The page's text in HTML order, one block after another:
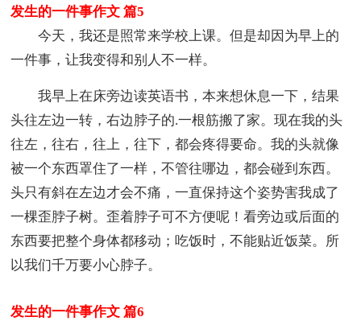
发生的一件事作文 篇5
今天，我还是照常来学校上课。但是却因为早上的
一件事，让我变得和别人不一样。
我早上在床旁边读英语书，本来想休息一下，结果
头往左边一转，右边脖子的.一根筋搬了家。现在我的头
往左，往右，往上，往下，都会疼得要命。我的头就像
被一个东西罩住了一样，不管往哪边，都会碰到东西。
头只有斜在左边才会不痛，一直保持这个姿势害我成了
一棵歪脖子树。歪着脖子可不方便呢！看旁边或后面的
东西要把整个身体都移动；吃饭时，不能贴近饭菜。所
以我们千万要小心脖子。
发生的一件事作文 篇6